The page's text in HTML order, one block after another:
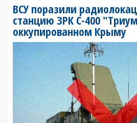
ВСУ поразили
станцию ЗРК С-400
оккупированном Крыму